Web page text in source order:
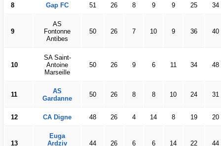
8 Gap FC 51 26 8 9 9 25 34
9
AS
Fontonne
Antibes
50 26 7 10 9 36 40
10
SA Saint-
Antoine
Marseille
50 26 9 6 11 34 48
11
AS
Gardanne
50 26 8 8 10 24 31
12 CA Digne 48 26 4 14 8 19 20
13
Euga
Ardziv
44 26 6 6 14 22 44